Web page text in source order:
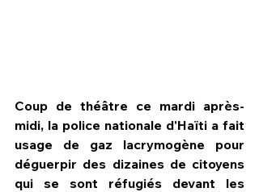
HPN Live
Coup de théâtre ce mardi après-
midi, la police nationale d'Haïti a fait
usage de gaz lacrymogène pour
déguerpir des dizaines de citoyens
qui se sont réfugiés devant les